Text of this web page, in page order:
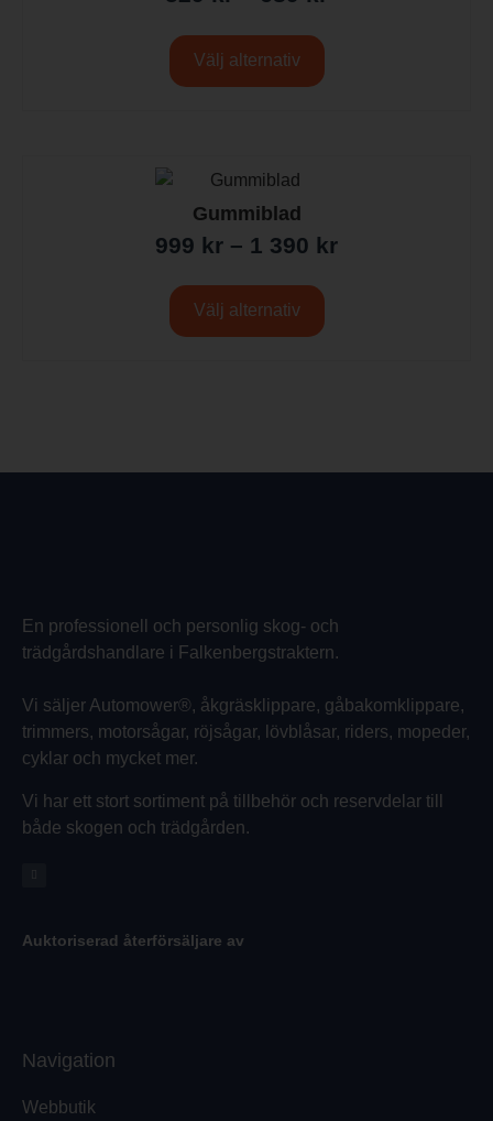
Välj alternativ
Gummiblad
999 kr – 1 390 kr
Välj alternativ
En professionell och personlig skog- och
trädgårdshandlare i Falkenbergstraktern.
Vi säljer Automower®, åkgräsklippare, gåbakomklippare,
trimmers, motorsågar, röjsågar, lövblåsar, riders, mopeder,
cyklar och mycket mer.
Vi har ett stort sortiment på tillbehör och reservdelar till
både skogen och trädgården.
Auktoriserad återförsäljare av
Navigation
Webbutik